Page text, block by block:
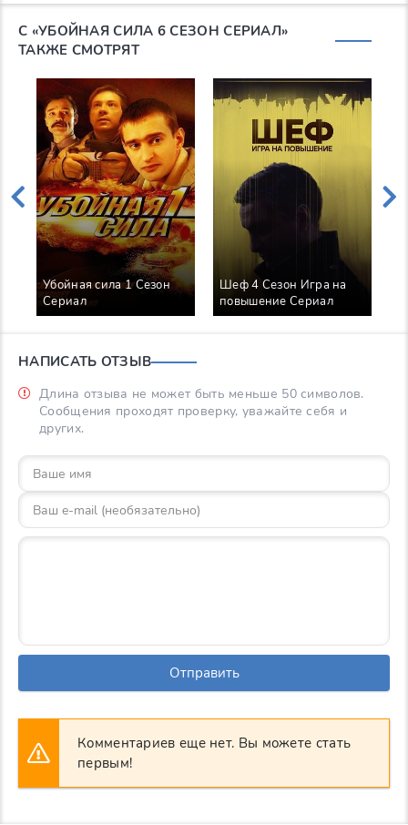
С «УБОЙНАЯ СИЛА 6 СЕЗОН СЕРИАЛ»
ТАКЖЕ СМОТРЯТ
Убойная сила 1 Сезон
Сериал
Шеф 4 Сезон Игра на
повышение Сериал
НАПИСАТЬ ОТЗЫВ
Длина отзыва не может быть меньше 50 символов.
Сообщения проходят проверку, уважайте себя и
других.
Отправить
Комментариев еще нет. Вы можете стать
первым!